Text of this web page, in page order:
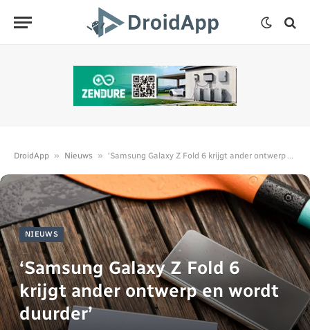
DroidApp » Nieuws » ‘Samsung Galaxy Z Fold 6 krijgt ander ontwerp en wordt duurder’
NIEUWS
‘Samsung Galaxy Z Fold 6
krijgt ander ontwerp en wordt
duurder’